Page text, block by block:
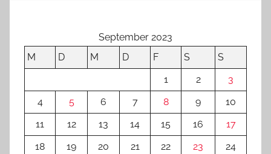
September 2023
M
D M D F S
S
1
2
3
4
5 6 7 8 9
10
11
12 13 14 15 16
17
18
19 20 21 22 23
24